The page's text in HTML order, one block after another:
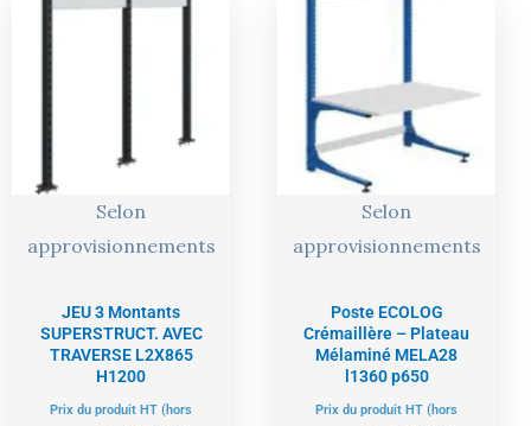
Selon
approvisionnements
JEU 3 Montants
SUPERSTRUCT. AVEC
TRAVERSE L2X865
H1200
Prix du produit HT (hors
prix
Selon
approvisionnements
Poste ECOLOG
Crémaillère – Plateau
Mélaminé MELA28
l1360 p650
Prix du produit HT (hors
479,00 €.
455,00 €.